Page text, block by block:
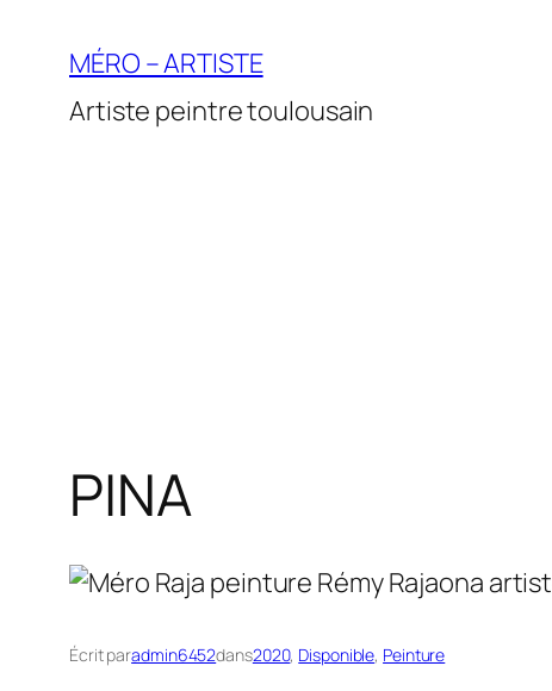
contenu
MÉRO – ARTISTE
Artiste peintre toulousain
PINA
Écrit paradmin6452dans2020, Disponible, Peinture